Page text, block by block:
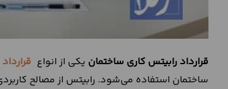
قرارداد رابیتس کاری ساختمان یکی از انواع
ساختمان استفاده می‌شود. رابیتس از مصالح